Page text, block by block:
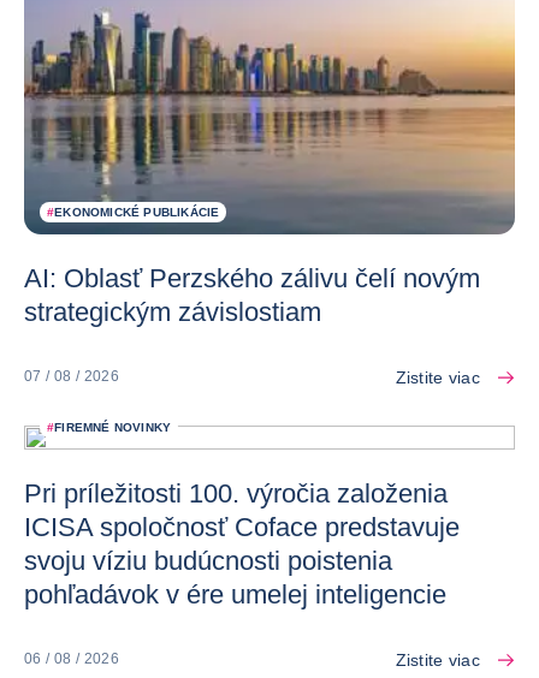
#EKONOMICKÉ PUBLIKÁCIE
AI: Oblasť Perzského zálivu čelí novým
strategickým závislostiam
07 / 08 / 2026 Zistite viac
#FIREMNÉ NOVINKY
Pri príležitosti 100. výročia založenia
ICISA spoločnosť Coface predstavuje
svoju víziu budúcnosti poistenia
pohľadávok v ére umelej inteligencie
06 / 08 / 2026 Zistite viac